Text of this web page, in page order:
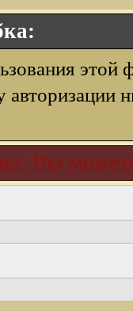
этой
авторизации
Вы